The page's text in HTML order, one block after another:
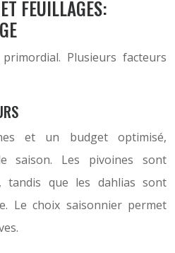
FEUILLAGES:
Plusieurs facteurs
et un budget optimisé,
saison. Les pivoines sont
tandis que les dahlias sont
Le choix saisonnier permet